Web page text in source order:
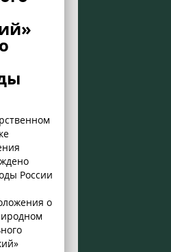
России
о